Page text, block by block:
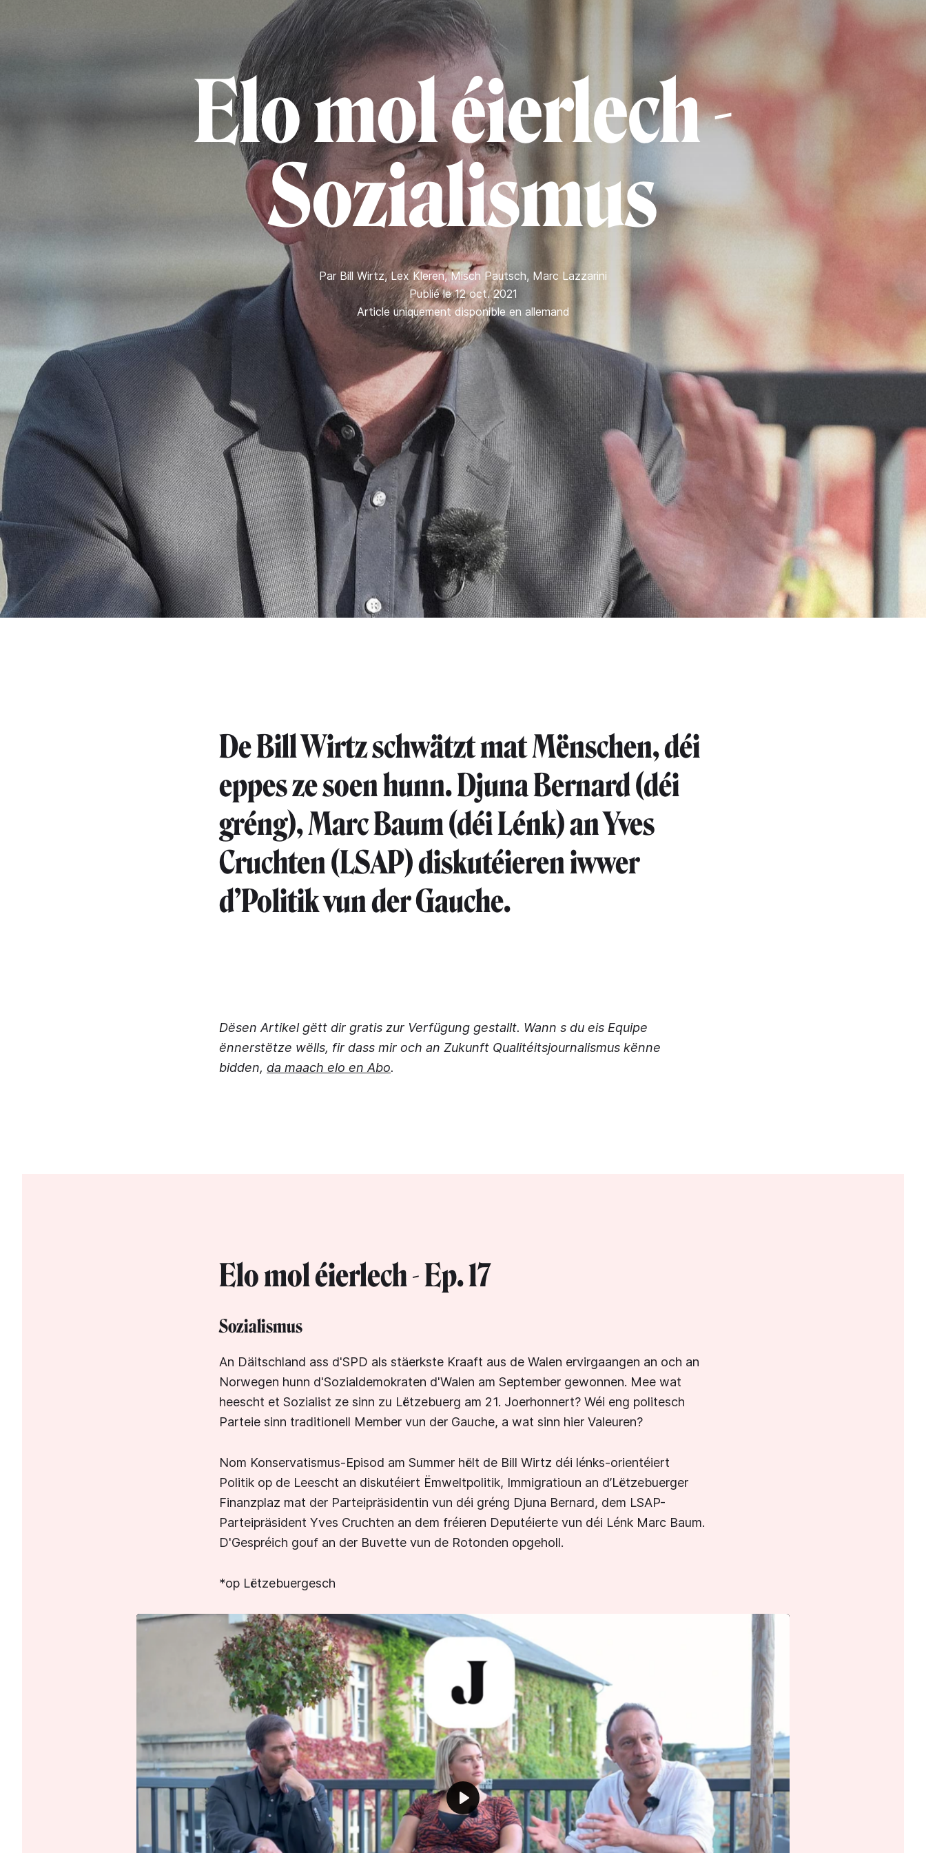
Elo mol éierlech -
Sozialismus
Par Bill Wirtz,Lex Kleren,Misch Pautsch, Marc Lazzarini
Publié le 12 oct. 2021
Article uniquement disponible en allemand
De Bill Wirtz schwätzt mat Mënschen, déi
eppes ze soen hunn. Djuna Bernard (déi
gréng), Marc Baum (déi Lénk) an Yves
Cruchten (LSAP) diskutéieren iwwer
d’Politik vun der Gauche.
Dësen Artikel gëtt dir gratis zur Verfügung gestallt. Wann s du eis Equipe
ënnerstëtze wëlls, fir dass mir och an Zukunft Qualitéitsjournalismus kënne
bidden, da maach elo en Abo.
Elo mol éierlech - Ep. 17
Sozialismus
An Däitschland ass d'SPD als stäerkste Kraaft aus de Walen ervirgaangen an och an
Norwegen hunn d'Sozialdemokraten d'Walen am September gewonnen. Mee wat
heescht et Sozialist ze sinn zu Lëtzebuerg am 21. Joerhonnert? Wéi eng politesch
Parteie sinn traditionell Member vun der Gauche, a wat sinn hier Valeuren?
Nom Konservatismus-Episod am Summer hëlt de Bill Wirtz déi lénks-orientéiert
Politik op de Leescht an diskutéiert Ëmweltpolitik, Immigratioun an d’Lëtzebuerger
Finanzplaz mat der Parteipräsidentin vun déi gréng Djuna Bernard, dem LSAP-
Parteipräsident Yves Cruchten an dem fréieren Deputéierte vun déi Lénk Marc Baum.
D'Gespréich gouf an der Buvette vun de Rotonden opgeholl.
*op Lëtzebuergesch
Play